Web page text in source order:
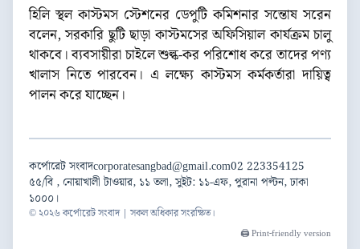
হিলি স্থল কাস্টমস স্টেশনের ডেপুটি কমিশনার সন্তোষ সরেন
বলেন, সরকারি ছুটি ছাড়া কাস্টমসের অফিসিয়াল কার্যক্রম চালু
থাকবে। ব্যবসায়ীরা চাইলে শুল্ক-কর পরিশোধ করে তাদের পণ্য
খালাস নিতে পারবেন। এ লক্ষ্যে কাস্টমস কর্মকর্তারা দায়িত্ব
পালন করে যাচ্ছেন।
কর্পোরেট সংবাদcorporatesangbad@gmail.com02 223354125
৫৫/বি , নোয়াখালী টাওয়ার, ১১ তলা, সুইট: ১১-এফ, পুরানা পল্টন, ঢাকা
১০০০।
© ২০২৬ কর্পোরেট সংবাদ | সকল অধিকার সংরক্ষিত।
🖨️ Print-friendly version